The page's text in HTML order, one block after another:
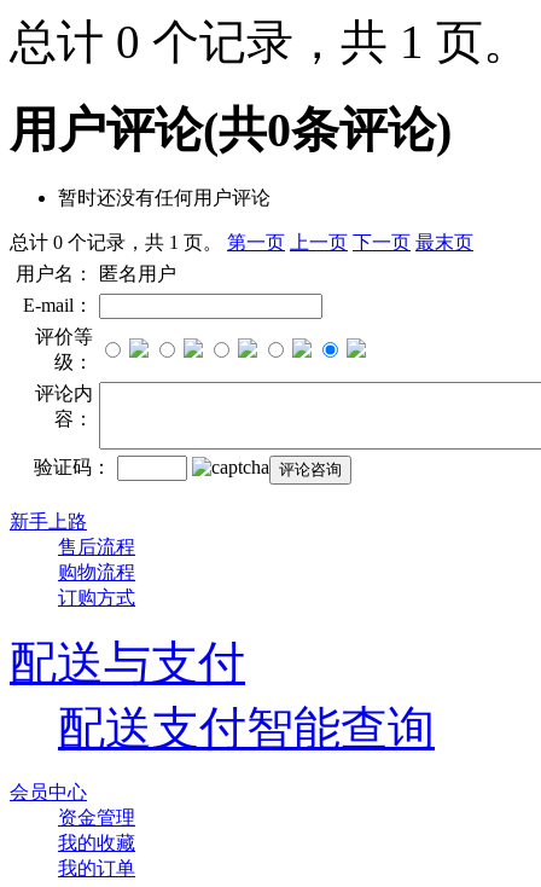
总计 0 个记录，共 1 页。
用户评论(共0条评论)
暂时还没有任何用户评论
总计 0 个记录，共 1 页。 第一页 上一页 下一页 最末页
用户名：
匿名用户
E-mail：
评价等
级：
评论内
容：
验证码：
新手上路
售后流程
购物流程
订购方式
配送与支付
配送支付智能查询
会员中心
资金管理
我的收藏
我的订单